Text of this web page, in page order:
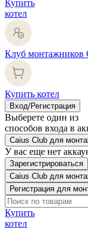
Купить
котел
Клуб монтажников
Купить котел
Вход/Регистрация
Выберете один из
способов входа в
Caius Club для
У вас еще нет
Зарегистрироваться
Caius Club для
Купить
котел